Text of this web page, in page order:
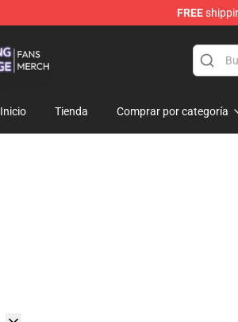
FREE
Inicio Tienda Comprar por categoría